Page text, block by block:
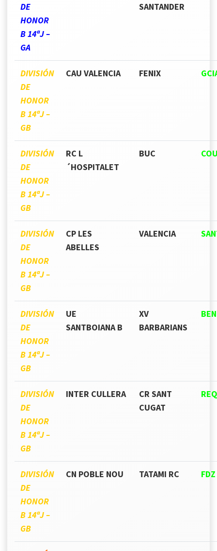
DE
HONOR
B 14ªJ –
GA
SANTANDER
DIVISIÓN
DE
HONOR
B 14ªJ –
GB
CAU VALENCIA FENIX
DIVISIÓN
DE
HONOR
B 14ªJ –
GB
RC L
´HOSPITALET
BUC
DIVISIÓN
DE
HONOR
B 14ªJ –
GB
CP LES
ABELLES
VALENCIA
DIVISIÓN
DE
HONOR
B 14ªJ –
GB
UE
SANTBOIANA B
XV
BARBARIANS
DIVISIÓN
DE
HONOR
B 14ªJ –
GB
INTER CULLERA
CR SANT
CUGAT
DIVISIÓN
DE
HONOR
B 14ªJ –
GB
CN POBLE NOU TATAMI RC